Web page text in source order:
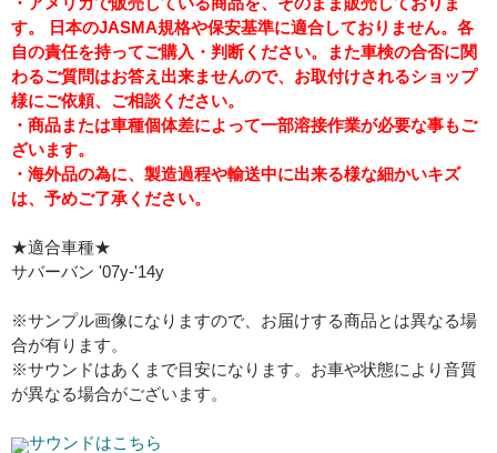
す。 日本のJASMA規格や保安基準に適合しておりません。各
自の責任を持ってご購入・判断ください。また車検の合否に関
わるご質問はお答え出来ませんので、お取付けされるショップ
様にご依頼、ご相談ください。
・商品または車種個体差によって一部溶接作業が必要な事もご
ざいます。
・海外品の為に、製造過程や輸送中に出来る様な細かいキズ
は、予めご了承ください。
★適合車種★
サバーバン '07y-'14y
※サンプル画像になりますので、お届けする商品とは異なる場
合が有ります。
※サウンドはあくまで目安になります。お車や状態により音質
が異なる場合がございます。
サウンドはこちら